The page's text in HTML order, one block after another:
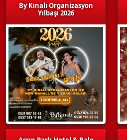
By Kınalı Organizasyon
Yılbaşı 2026